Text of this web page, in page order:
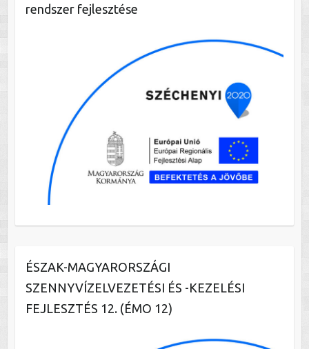
rendszer fejlesztése
ÉSZAK-MAGYARORSZÁGI
SZENNYVÍZELVEZETÉSI ÉS -KEZELÉSI
FEJLESZTÉS 12. (ÉMO 12)